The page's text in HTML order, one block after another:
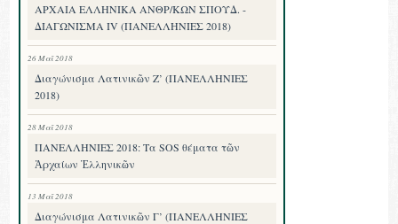
ΑΡΧΑΙΑ ΕΛΛΗΝΙΚΑ ΑΝΘΡ/ΚΩΝ ΣΠΟΥΔ. -
ΔΙΑΓΩΝΙΣΜΑ IV (ΠΑΝΕΛΛΗΝΙΕΣ 2018)
26 Μαΐ 2018
Διαγώνισμα Λατινικῶν Ζ’ (ΠΑΝΕΛΛΗΝΙΕΣ
2018)
28 Μαΐ 2018
ΠΑΝΕΛΛΗΝΙΕΣ 2018: Τα SOS θέματα τῶν
Ἀρχαίων Ἑλληνικῶν
13 Μαΐ 2018
Διαγώνισμα Λατινικῶν Γ’ (ΠΑΝΕΛΛΗΝΙΕΣ